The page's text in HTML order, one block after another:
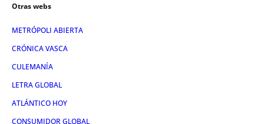
Otras webs
METRÓPOLI ABIERTA
CRÓNICA VASCA
CULEMANÍA
LETRA GLOBAL
ATLÁNTICO HOY
CONSUMIDOR GLOBAL